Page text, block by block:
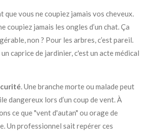
que vous ne coupiez jamais vos cheveux.
coupiez jamais les ongles d’un chat. Ça
non ? Pour les arbres, c’est pareil.
caprice de jardinier, c'est un acte médical
. Une branche morte ou malade peut
dangereux lors d’un coup de vent. À
ce que "vent d'autan" ou orage de
Un professionnel sait repérer ces